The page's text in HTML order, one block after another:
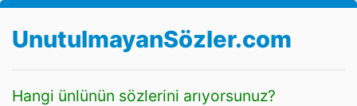
UnutulmayanSözler.com
Hangi ünlünün sözlerini arıyorsunuz?